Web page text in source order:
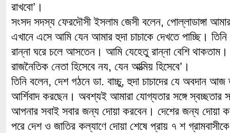
রাখবো’।
সংসদ সদস্য ফেরদৌসী ইসলাম জেসী বলেন, পোল্লাডাঙ্গা
এখানে এসে আমি যেন আমার হুদা চাচাকে দেখতে পাচ্ছি।
রান্না ঘরে চলে আসতেন। আমি যেহেতু রান্না বেশি থাকতাম।
রাজনৈতিক নেতা হিসেবে নয, যেন আত্মিয় হিসেবে’।
তিনি বলেন, দেশ গঠনে ডা. বাচ্চু, হুদা চাচাদের যে অবদান
আর্শিবাদ করছেন। অবশ্যই আমারা যোগ্যতার সঙ্গে স্বচ্ছতার
আপনার সবাই সবার জন্য দোয়া করবেন। দেশের জন্য দোয়া
পরে দেশ ও জাতির কল্যাণে দোয়া শেষে প্রায় ৭ শ